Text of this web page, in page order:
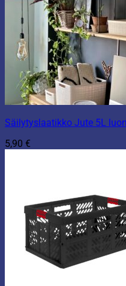
Säilytyslaatikko Jute 5L
5,90 €